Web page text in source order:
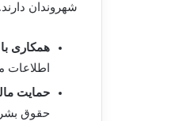
شهروندان دارند.
همکاری
اطلاعات
حمایت
حقوق